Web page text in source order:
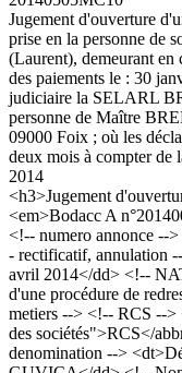
Jugement d'ouverture
prise en la personne de
(Laurent), demeurant en
des paiements le : 30
judiciaire la SELARL
personne de Maître
09000 Foix ; où les
deux mois à compter de
2014
<h3>Jugement
<em>Bodacc A
<!-- numero annonce --
- rectificatif, annulation
avril 2014</dd> <!--
d'une procédure de
metiers --> <!-- RCS -->
des sociétés">RCS</
denomination -->